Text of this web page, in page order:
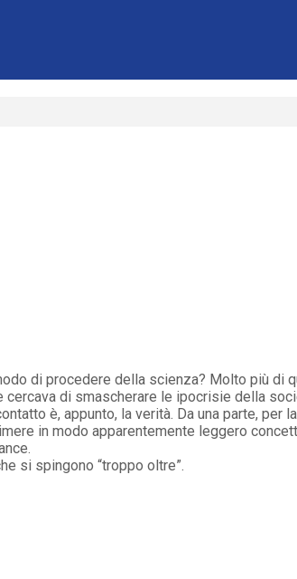
di procedere della scienza? Molto più di
di smascherare le ipocrisie della
è, appunto, la verità. Da una parte, per la
in modo apparentemente leggero
si spingono “troppo oltre”.